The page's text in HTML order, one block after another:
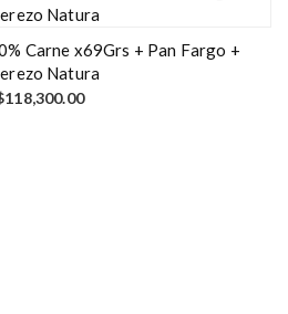
Carne x69Grs + Pan Fargo +
Natura
118,300.00